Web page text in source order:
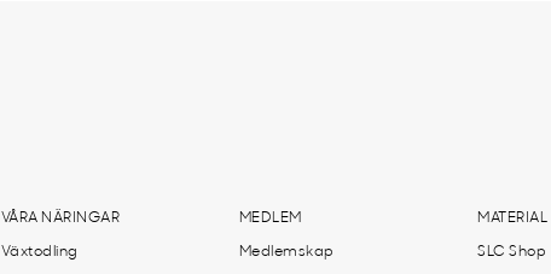
VÅRA NÄRINGAR
Växtodling
MEDLEM
Medlemskap
MATERIAL
SLC Shop